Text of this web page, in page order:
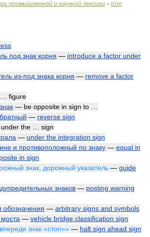
промышленной и научной лексики > icon
под знак корня — introduce a factor under
из-под знака корня — remove a factor
figure
— be opposite in sign to …
— reverse sign
the … sign
— under the integration sign
и противоположный по знаку — equal in
in sign
знак, дорожный указатель — guide
знаков — posting warning
обозначения — arbitrary signs and symbols
— vehicle bridge classification sign
знак «стоп»» — halt sign ahead sign